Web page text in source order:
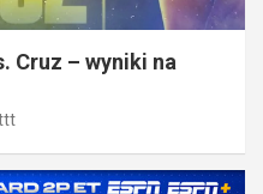
Cruz – wyniki na